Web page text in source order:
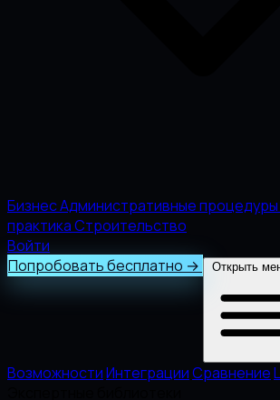
БизнесАдминистративные процедуры
практикаСтроительство
Войти
Попробовать бесплатно → Открыть
ВозможностиИнтеграцииСравнение